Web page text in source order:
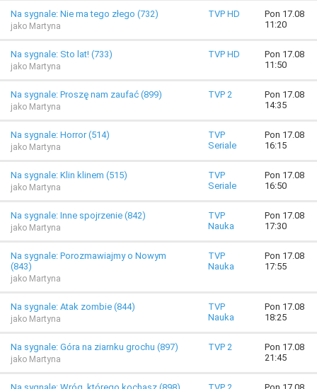
Na sygnale: Nie ma tego złego (732)
jako Martyna
TVP HD
Pon 17.08
11:20
Na sygnale: Sto lat! (733)
jako Martyna
TVP HD
Pon 17.08
11:50
Na sygnale: Proszę nam zaufać (899)
jako Martyna
TVP 2
Pon 17.08
14:35
Na sygnale: Horror (514)
jako Martyna
TVP
Seriale
Pon 17.08
16:15
Na sygnale: Klin klinem (515)
jako Martyna
TVP
Seriale
Pon 17.08
16:50
Na sygnale: Inne spojrzenie (842)
jako Martyna
TVP
Nauka
Pon 17.08
17:30
Na sygnale: Porozmawiajmy o Nowym
(843)
jako Martyna
TVP
Nauka
Pon 17.08
17:55
Na sygnale: Atak zombie (844)
jako Martyna
TVP
Nauka
Pon 17.08
18:25
Na sygnale: Góra na ziarnku grochu (897)
jako Martyna
TVP 2
Pon 17.08
21:45